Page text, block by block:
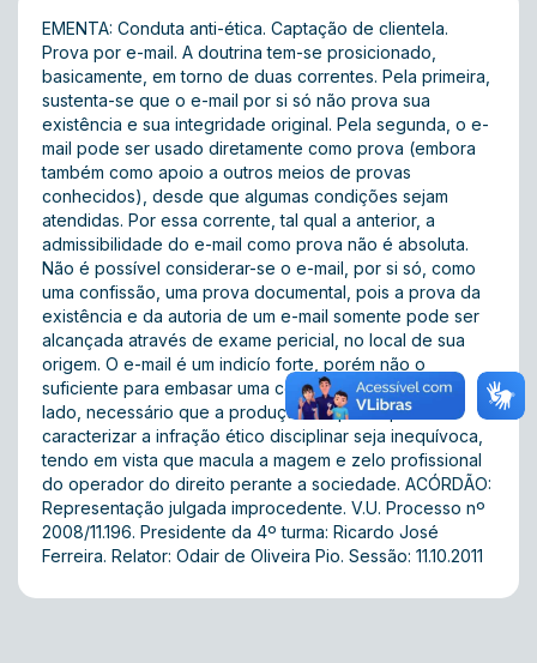
EMENTA: Conduta anti-ética. Captação de clientela.
Prova por e-mail. A doutrina tem-se prosicionado,
basicamente, em torno de duas correntes. Pela primeira,
sustenta-se que o e-mail por si só não prova sua
existência e sua integridade original. Pela segunda, o e-
mail pode ser usado diretamente como prova (embora
também como apoio a outros meios de provas
conhecidos), desde que algumas condições sejam
atendidas. Por essa corrente, tal qual a anterior, a
admissibilidade do e-mail como prova não é absoluta.
Não é possível considerar-se o e-mail, por si só, como
uma confissão, uma prova documental, pois a prova da
existência e da autoria de um e-mail somente pode ser
alcançada através de exame pericial, no local de sua
origem. O e-mail é um indicío forte, porém não o
suficiente para embasar uma condenação. Por outro
lado, necessário que a produção de prova para se
caracterizar a infração ético disciplinar seja inequívoca,
tendo em vista que macula a magem e zelo profissional
do operador do direito perante a sociedade. ACÓRDÃO:
Representação julgada improcedente. V.U. Processo nº
2008/11.196. Presidente da 4º turma: Ricardo José
Ferreira. Relator: Odair de Oliveira Pio. Sessão: 11.10.2011